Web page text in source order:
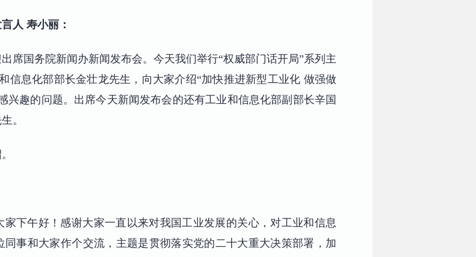
人 寿小丽：
席国务院新闻办新闻发布会。今天我们举行“权威部门话开局”系列主
信息化部部长金壮龙先生，向大家介绍“加快推进新型工业化 做强做
兴趣的问题。出席今天新闻发布会的还有工业和信息化部副部长辛国
。
下午好！感谢大家一直以来对我国工业发展的关心，对工业和信息
事和大家作个交流，主题是贯彻落实党的二十大重大决策部署，加